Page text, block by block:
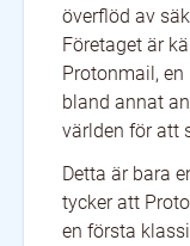
överflöd av
Företaget är
Protonmail,
bland annat
världen för att
Detta är bara
tycker att
en första